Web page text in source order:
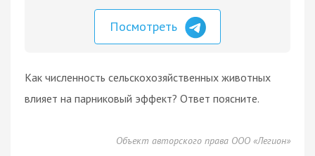
Посмотреть
Как численность сельскохозяйственных животных
влияет на парниковый эффект? Ответ поясните.
Объект авторского права ООО «Легион»